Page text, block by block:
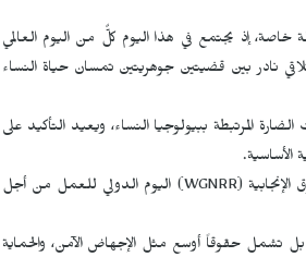
خاصة، إذ يجتمع في هذا اليوم كلٌّ من اليوم العالمي
نادر بين قضيتين جوهريتين تمسان حياة النساء
المرتبطة ببيولوجيا النساء، ويعيد التأكيد على
الأساسية.
WGNRR) اليوم الدولي للعمل من أجل
تشمل حقوقاً أوسع مثل الإجهاض الآمن، والحماية